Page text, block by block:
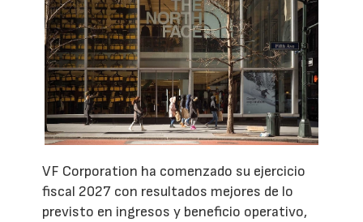
VF Corporation ha comenzado su ejercicio
fiscal 2027 con resultados mejores de lo
previsto en ingresos y beneficio operativo,